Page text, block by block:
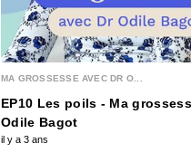
11
00:04:18
6
MA GROSSESSE AVEC DR O...
EP10 Les poils - Ma
Odile Bagot
il y a 3 ans